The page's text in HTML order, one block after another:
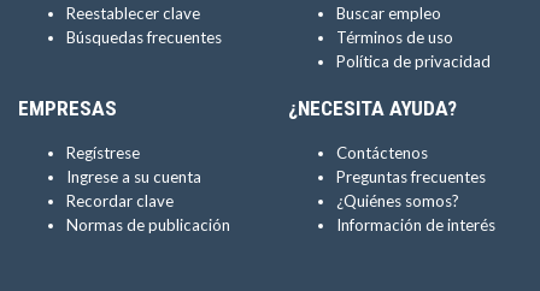
Reestablecer clave
Búsquedas frecuentes
Buscar empleo
Términos de uso
Política de privacidad
EMPRESAS
Regístrese
Ingrese a su cuenta
Recordar clave
Normas de publicación
¿NECESITA AYUDA?
Contáctenos
Preguntas frecuentes
¿Quiénes somos?
Información de interés